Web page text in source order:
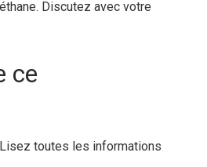
Discutez avec votre
ce
toutes les informations